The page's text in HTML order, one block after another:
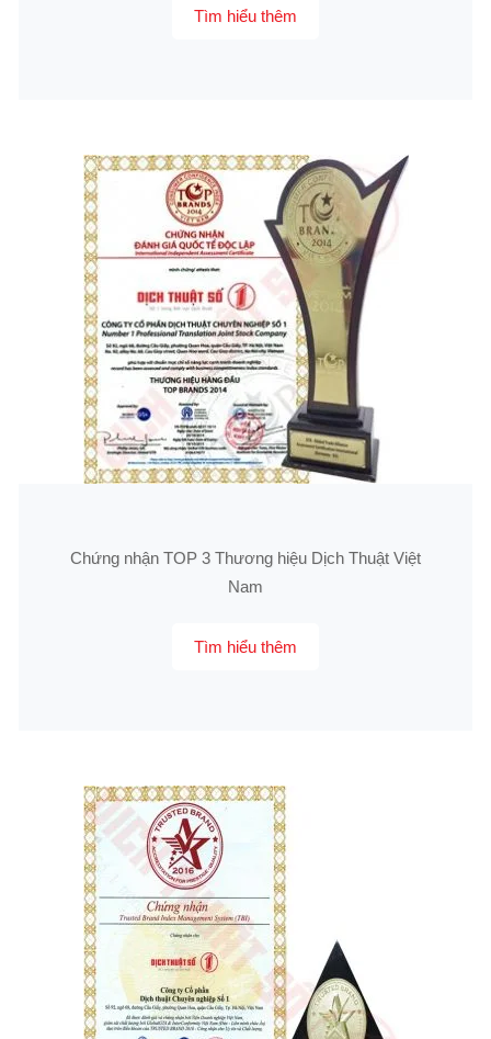
Tìm hiểu thêm
Chứng nhận TOP 3 Thương hiệu Dịch Thuật Việt
Nam
Tìm hiểu thêm